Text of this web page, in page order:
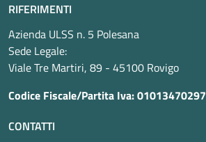
RIFERIMENTI
Azienda ULSS n. 5 Polesana
Sede Legale:
Viale Tre Martiri, 89 - 45100 Rovigo
Codice Fiscale/Partita Iva: 01013470297
CONTATTI